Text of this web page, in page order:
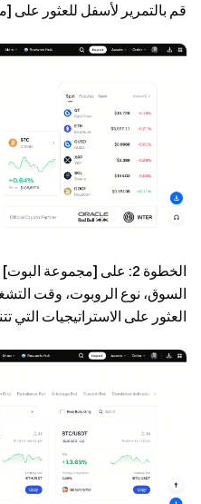
قم بالتمرير لأسفل للعثور على
الخطوة 2: على [مجموعة البوت]
السوق، نوع الروبوت، وقت
العثور على الاستراتيجيات التي